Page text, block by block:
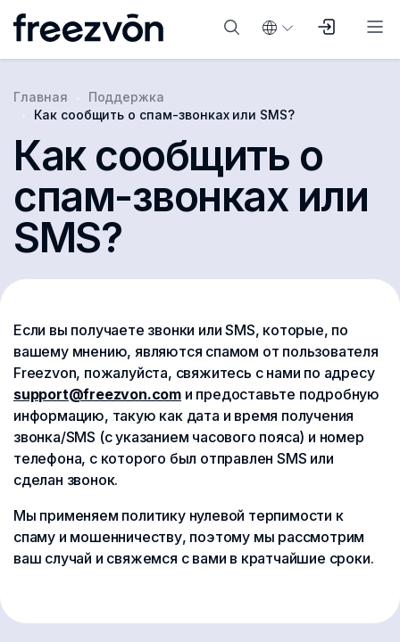
Главная
Поддержка
Как сообщить о спам-звонках или SMS?
Как сообщить о
спам-звонках или
SMS?
Если вы получаете звонки или SMS, которые, по
вашему мнению, являются спамом от пользователя
Freezvon, пожалуйста, свяжитесь с нами по адресу
support@freezvon.com и предоставьте подробную
информацию, такую как дата и время получения
звонка/SMS (с указанием часового пояса) и номер
телефона, с которого был отправлен SMS или
сделан звонок.
Мы применяем политику нулевой терпимости к
спаму и мошенничеству, поэтому мы рассмотрим
ваш случай и свяжемся с вами в кратчайшие сроки.